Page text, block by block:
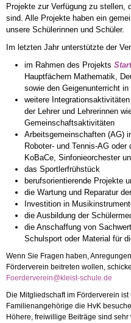
Projekte zur Verfügung zu stellen,
sind. Alle Projekte haben ein
unsere Schülerinnen und Schüler.
Im letzten Jahr unterstützte der
im Rahmen des Projekts
Hauptfächern Mathematik,
sowie den Geigenunterricht
weitere
der Lehrer und Lehrerinnen
Gemeinschaftsaktivitäten
Arbeitsgemeinschaften (AG)
Roboter- und Tennis-AG
KoBaCe, Sinfonieorchester
das Sportlerfrühstück
berufsorientierende Projekte
die Wartung und Reparatur
Investition in
die Ausbildung der
die Anschaffung von
Schulsport oder Material für
Wenn Sie Fragen haben,
Förderverein beitreten wollen,
Foerderverein@kleist-schule.de
Die Mitgliedschaft im Förderverein
Familienangehörige die HvK
Höhere, freiwillige Beiträge sind